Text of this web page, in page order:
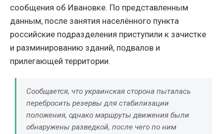
сообщения об Ивановке. По представленным
данным, после занятия населённого пункта
российские подразделения приступили к зачистке
и разминированию зданий, подвалов и
прилегающей территории.
Сообщается, что украинская сторона пыталась
перебросить резервы для стабилизации
положения, однако маршруты движения были
обнаружены разведкой, после чего по ним